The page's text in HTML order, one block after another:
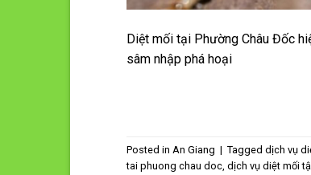
Diệt mối tại Phường Châu Đốc
sâm nhập phá hoại
Posted in An Giang | Tagged dịch vụ
tai phuong chau doc, dịch vụ diệt mối